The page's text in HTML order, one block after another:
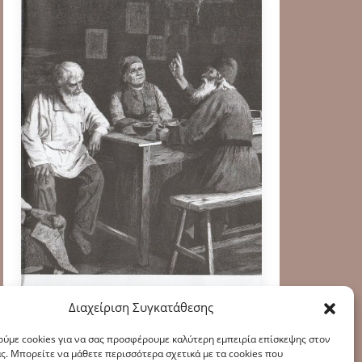
Διαχείριση Συγκατάθεσης
cookies για να σας προσφέρουμε καλύτερη εμπειρία επίσκεψης στον
Μπορείτε να μάθετε περισσότερα σχετικά με τα cookies που